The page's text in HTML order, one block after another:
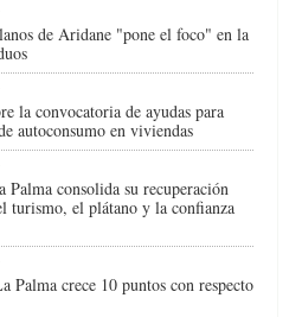
de Aridane "pone el foco" en la
la convocatoria de ayudas para
autoconsumo en viviendas
Palma consolida su recuperación
turismo, el plátano y la confianza
Palma crece 10 puntos con respecto